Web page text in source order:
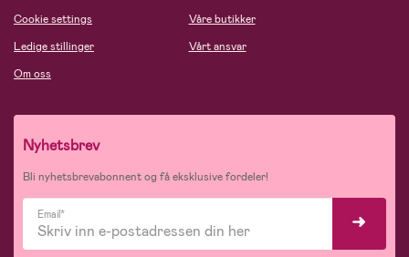
Cookie settings
Ledige stillinger
Om oss
Våre butikker
Vårt ansvar
Nyhetsbrev
Bli nyhetsbrevabonnent og få eksklusive fordeler!
Email*